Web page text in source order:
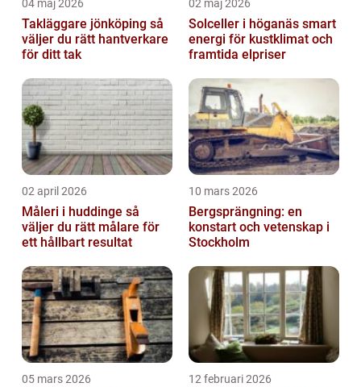
04 maj 2026
Takläggare jönköping så
väljer du rätt hantverkare
för ditt tak
02 maj 2026
Solceller i höganäs smart
energi för kustklimat och
framtida elpriser
02 april 2026
Måleri i huddinge så
väljer du rätt målare för
ett hållbart resultat
10 mars 2026
Bergsprängning: en
konstart och vetenskap i
Stockholm
05 mars 2026 12 februari 2026